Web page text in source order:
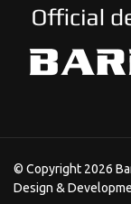
© Copyright 2026
Design &